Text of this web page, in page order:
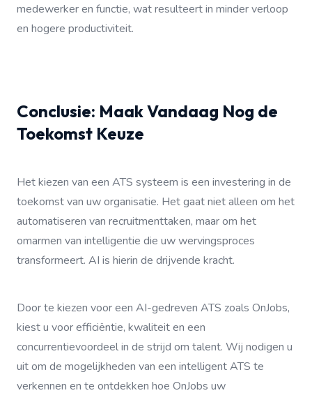
medewerker en functie, wat resulteert in minder verloop
en hogere productiviteit.
Conclusie: Maak Vandaag Nog de
Toekomst Keuze
Het kiezen van een ATS systeem is een investering in de
toekomst van uw organisatie. Het gaat niet alleen om het
automatiseren van recruitmenttaken, maar om het
omarmen van intelligentie die uw wervingsproces
transformeert. AI is hierin de drijvende kracht.
Door te kiezen voor een AI-gedreven ATS zoals OnJobs,
kiest u voor efficiëntie, kwaliteit en een
concurrentievoordeel in de strijd om talent. Wij nodigen u
uit om de mogelijkheden van een intelligent ATS te
verkennen en te ontdekken hoe OnJobs uw